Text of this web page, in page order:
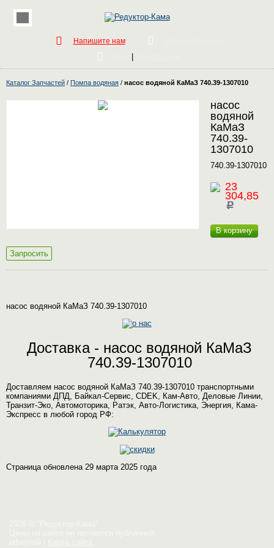
Напишите нам
Каталог Запчастей / Помпа водяная / насос водяной КаМаЗ 740.39-1307010
насос
водяной
КаМаЗ
740.39-
1307010
740.39-1307010
23
304,85
c
В корзину
Запросить
насос водяной КаМаЗ 740.39-1307010
Доставка - насос водяной КаМаЗ
740.39-1307010
Доставляем насос водяной КаМаЗ 740.39-1307010 транспортными
компаниями ДПД, Байкал-Сервис, CDEK, Кам-Авто, Деловые Линии,
Транзит-Эко, Автомоторика, Ратэк, Авто-Логистика, Энергия, Кама-
Экспресс в любой город РФ:
Страница обновлена 29 марта 2025 года